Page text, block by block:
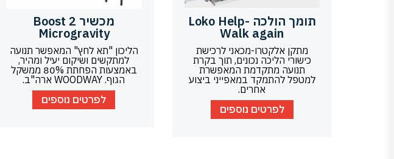
תומך הולכה Loko Help-
Walk again
מתקן אלקטרו-מכאני לרכישת
כישורי הליכה נכונים, תוך בקרת
תנועה מתקדמת המאפשרת
למטפל להתמקד במאפייני ביצוע
אחרים.
לפרטים נוספים
מכשיר Boost 2
Microgravity
הליכון "תא לחץ" המאפשר תנועה
למתקשים ושיקום יעיל ומהיר,
באמצעות הפחתת 80% ממשקל
הגוף. WOODWAY ארה"ב.
לפרטים נוספים